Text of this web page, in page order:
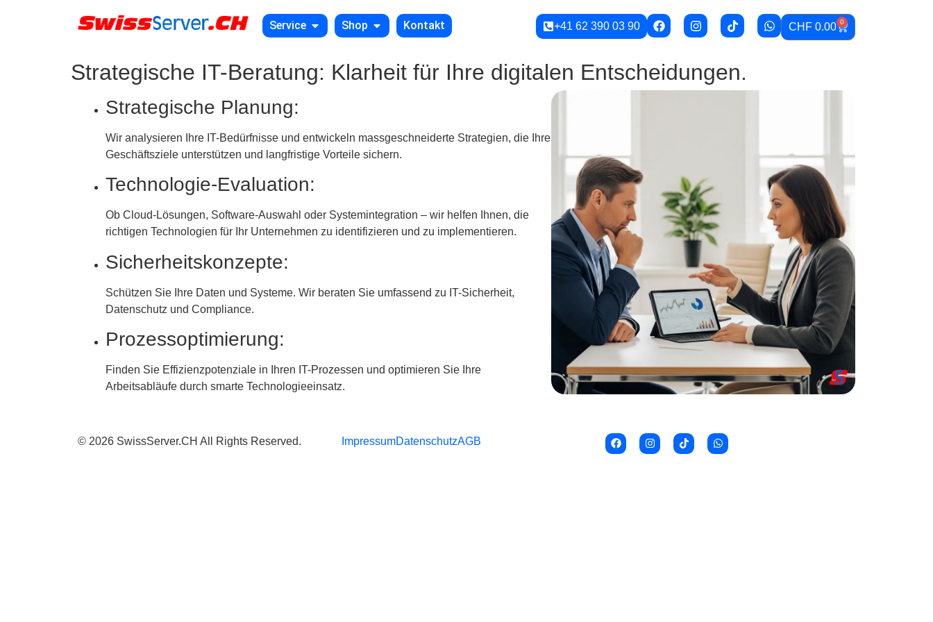
Service Shop Kontakt +41 62 390 03 90 CHF 0.00 0
Strategische IT-Beratung: Klarheit für Ihre digitalen Entscheidungen.
Strategische Planung:
Wir analysieren Ihre IT-Bedürfnisse und entwickeln massgeschneiderte Strategien, die Ihre
Geschäftsziele unterstützen und langfristige Vorteile sichern.
Technologie-Evaluation:
Ob Cloud-Lösungen, Software-Auswahl oder Systemintegration – wir helfen Ihnen, die
richtigen Technologien für Ihr Unternehmen zu identifizieren und zu implementieren.
Sicherheitskonzepte:
Schützen Sie Ihre Daten und Systeme. Wir beraten Sie umfassend zu IT-Sicherheit,
Datenschutz und Compliance.
Prozessoptimierung:
Finden Sie Effizienzpotenziale in Ihren IT-Prozessen und optimieren Sie Ihre
Arbeitsabläufe durch smarte Technologieeinsatz.
© 2026 SwissServer.CH All Rights Reserved. ImpressumDatenschutzAGB